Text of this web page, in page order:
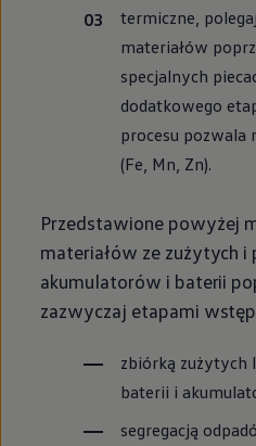
termiczne,
materiałów
specjalnych
dodatkowego
procesu pozwala
(Fe, Mn, Zn).
Przedstawione powyżej
materiałów ze zużytych
akumulatorów i baterii
zazwyczaj etapami
zbiórką zużytych
baterii i
segregacją